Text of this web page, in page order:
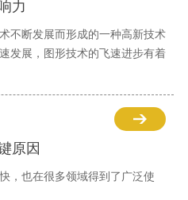
力
不断发展而形成的一种高新技术
发展，图形技术的飞速进步有着
原因
，也在很多领域得到了广泛使